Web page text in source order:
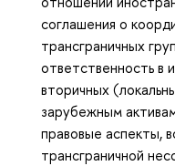
соглашения о
трансграничных
ответственность в
вторичных
зарубежным
правовые аспекты,
трансграничной